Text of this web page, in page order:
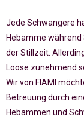
Jede Schwangere
Hebamme
der Stillzeit.
Loose zunehmend
Wir von FIAMI
Betreuung durch
Hebammen und